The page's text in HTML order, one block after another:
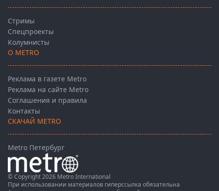
Стримы
Спецпроекты
Колумнисты
О METRO
Реклама в газете Metro
Реклама на сайте Metro
Соглашения и правила
Контакты
СКАЧАЙ METRO
Metro Петербург
© Copyright 2026 Metro International
При использовании материалов гиперссылка обязательна